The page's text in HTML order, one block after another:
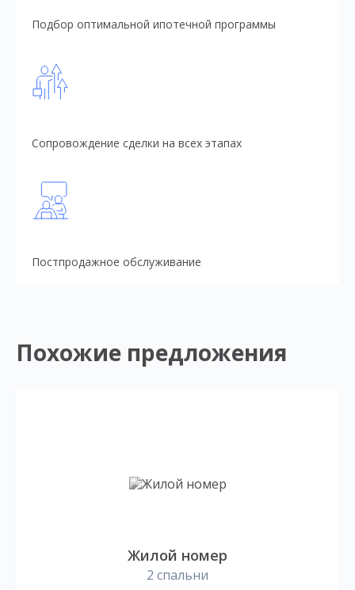
Подбор оптимальной ипотечной программы
Сопровождение сделки на всех этапах
Постпродажное обслуживание
Похожие предложения
Жилой номер
2 спальни